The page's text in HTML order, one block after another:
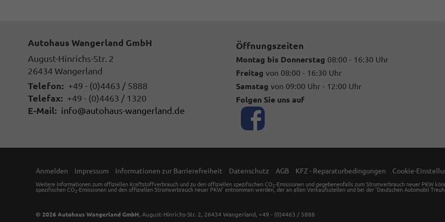
Autohaus Wangerland GmbH
August-Hinrichs-Str. 2
26434 Wangerland
Telefon: +49 - (0)4463 / 5888
Telefax: +49 - (0)4463 / 1320
E-Mail: info@autohaus-wangerland.de
Öffnungszeiten
Montag bis Donnerstag 08:00 - 16:30 Uhr
Freitag von 08:00 - 16:30 Uhr
Samstag von 09:00 Uhr - 12:00 Uhr
Folgen Sie uns auf
Anmelden Impressum Informationen zur Barrierefreiheit Datenschutz AGB KFZ - Reparaturbedingungen Cookie-
Weitere Informationen zum offiziellen Kraftstoffverbrauch und zu den offiziellen spezifischen CO 2-Emissionen und gegebenenfalls zum Stromverbrauch neuer PKW
spezifischen CO 2-Emissionen und den offiziellen Stromverbrauch neuer PKW' entnommen werden, der an allen Verkaufsstellen und bei der 'Deutschen Automobil
© 2026 Autohaus Wangerland GmbH August-Hinrichs-Str. 2 26434 Wangerland, +49 - (0)4463 / 5888